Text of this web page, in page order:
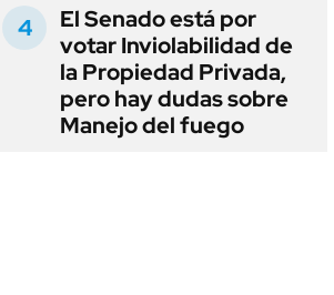
El Senado está por
votar Inviolabilidad de
la Propiedad Privada,
pero hay dudas sobre
Manejo del fuego